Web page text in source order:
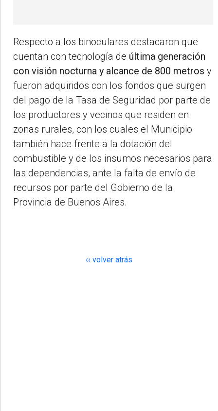
Respecto a los binoculares destacaron que
cuentan con tecnología de última generación
con visión nocturna y alcance de 800 metros y
fueron adquiridos con los fondos que surgen
del pago de la Tasa de Seguridad por parte de
los productores y vecinos que residen en
zonas rurales, con los cuales el Municipio
también hace frente a la dotación del
combustible y de los insumos necesarios para
las dependencias, ante la falta de envío de
recursos por parte del Gobierno de la
Provincia de Buenos Aires.
‹‹ volver atrás